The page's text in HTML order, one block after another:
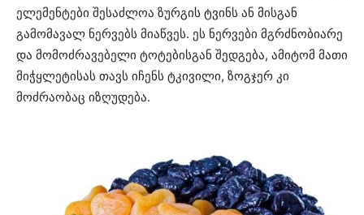
ელემენტები შესაძლოა ზურგის ტვინს ან მისგან
გამომავალ ნერვებს მიაწვეს. ეს ნერვები მგრძნობიარე
და მომოძრავებელი ტოტებისგან შედგება, ამიტომ მათი
მიჭყლეტისას თავს იჩენს ტკივილი, ზოგჯერ კი
მოძრაობაც იზღუდება.